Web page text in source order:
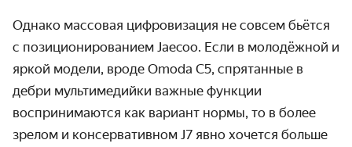
Однако массовая цифровизация не совсем бьётся
с позиционированием Jaecoo. Если в молодёжной и
яркой модели, вроде Omoda C5, спрятанные в
дебри мультимедийки важные функции
воспринимаются как вариант нормы, то в более
зрелом и консервативном J7 явно хочется больше